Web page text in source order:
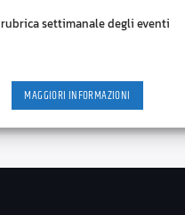
settimanale degli eventi
MAGGIORI INFORMAZIONI